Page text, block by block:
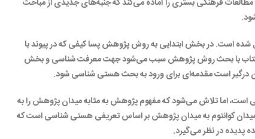
است. در بخش ابتدایی به روش پژوهش پسا کیفی که در پیوند با
کتاب با بحث روش پژوهش سبب می‌شود جهت معرفت شناسی و بخش
درگیر است مقدمه‌ای برای ورود به بحث هستی شناسی شود.
اما تلاش می‌شود که مفهوم پژوهش به مثابه میدان پژوهش را به
میدان کوانتوم به میدان پژوهش بر اساس تعریفی هستی شناسی است که
پدیده در نظر می‌گیرد.